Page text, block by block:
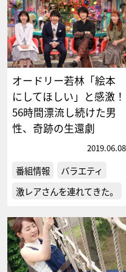
オードリー若林「絵本
にしてほしい」と感激！
56時間漂流し続けた男
性、奇跡の生還劇
2019.06.08
番組情報
バラエティ
激レアさんを連れてきた。